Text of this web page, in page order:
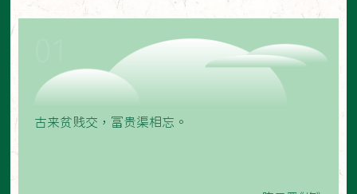
古来贫贱交，富贵渠相忘。